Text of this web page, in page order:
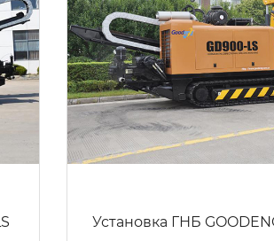
Установка ГНБ